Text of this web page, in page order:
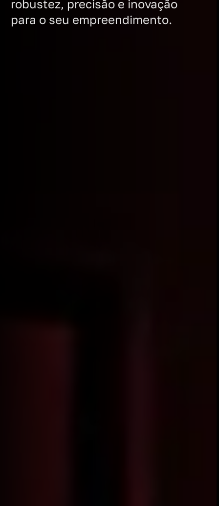
robustez, precisão e inovação
para o seu empreendimento.